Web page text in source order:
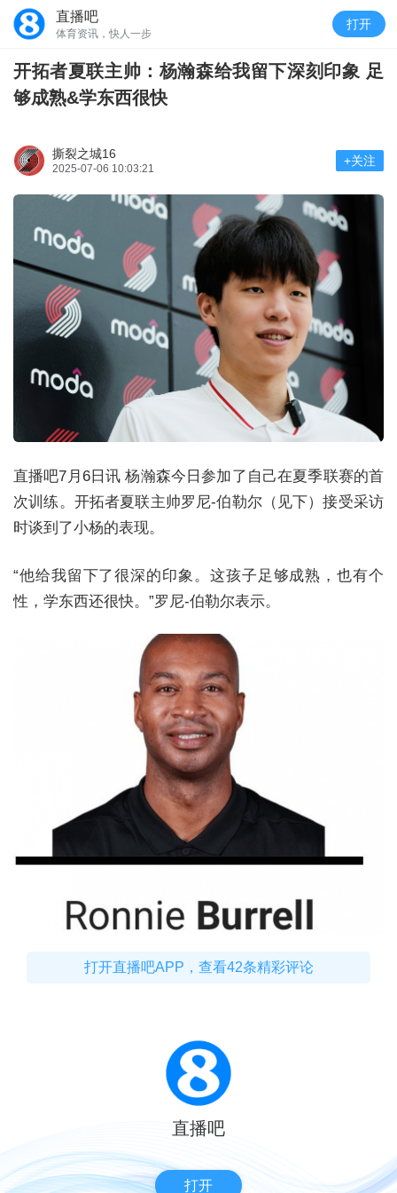
直播吧
体育资讯，快人一步
打开
开拓者夏联主帅：杨瀚森给我留下深刻印象 足
够成熟&学东西很快
撕裂之城16
2025-07-06 10:03:21
+关注
直播吧7月6日讯 杨瀚森今日参加了自己在夏季联赛的首
次训练。开拓者夏联主帅罗尼-伯勒尔（见下）接受采访
时谈到了小杨的表现。
“他给我留下了很深的印象。这孩子足够成熟，也有个
性，学东西还很快。”罗尼-伯勒尔表示。
打开直播吧APP，查看42条精彩评论
直播吧
打开